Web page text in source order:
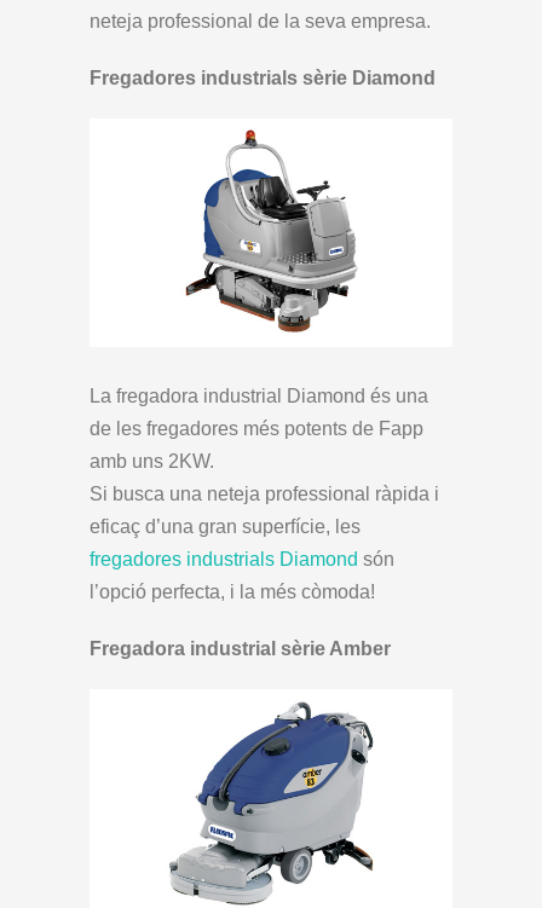
neteja professional de la seva empresa.
Fregadores industrials sèrie Diamond
La fregadora industrial Diamond és una
de les fregadores més potents de Fapp
amb uns 2KW.
Si busca una neteja professional ràpida i
eficaç d’una gran superfície, les
fregadores industrials Diamond són
l’opció perfecta, i la més còmoda!
Fregadora industrial sèrie Amber